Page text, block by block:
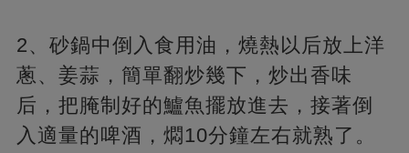
2、砂鍋中倒入食用油，燒熱以后放上洋
蔥、姜蒜，簡單翻炒幾下，炒出香味
后，把腌制好的鱸魚擺放進去，接著倒
入適量的啤酒，燜10分鐘左右就熟了。